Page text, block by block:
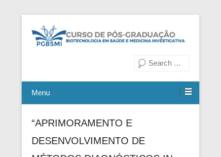
Curso de Pós-Graduação em
Medicina Investigativa
Menu
“APRIMORAMENTO E
DESENVOLVIMENTO DE